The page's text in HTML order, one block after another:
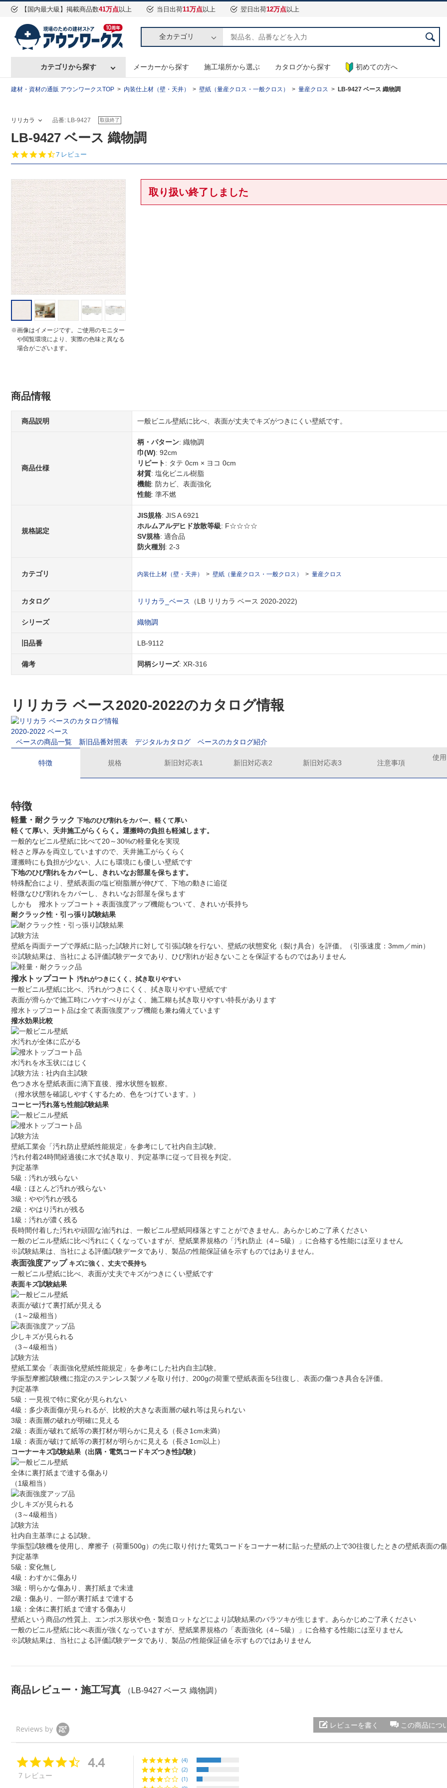
【国内最大級】掲載商品数41万点以上 当日出荷11万点以上 翌日出荷12万点以上
全カテゴリ
カテゴリから探す メーカーから探す 施工場所から選ぶ カタログから探す 初めての方へ
建材・資材の通販 アウンワークスTOP 内装仕上材（壁・天井） 壁紙（量産クロス・一般クロス） 量産クロス LB-9427 ベース 織物調
リリカラ 品番: LB-9427 取扱終了
LB-9427 ベース 織物調
4.
4
t
a
r
r
a
t
i
n
g
7 レビュー
※画像はイメージです。ご使用のモニター
や閲覧環境により、実際の色味と異なる
場合がございます。
取り扱い終了しました
商品情報
商品説明 一般ビニル壁紙に比べ、表面が丈夫でキズがつきにくい壁紙です。
商品仕様
柄・パターン: 織物調
巾(W): 92cm
リピート: タテ 0cm × ヨコ 0cm
材質: 塩化ビニル樹脂
機能: 防カビ、表面強化
性能: 準不燃
規格認定
JIS規格: JIS A 6921
ホルムアルデヒド放散等級: F☆☆☆☆
SV規格: 適合品
防火種別 : 2-3
カテゴリ 内装仕上材（壁・天井） 壁紙（量産クロス・一般クロス） 量産クロス
カタログ リリカラ_ベース （LB リリカラ ベース 2020-2022)
シリーズ 織物調
旧品番 LB-9112
備考 同柄シリーズ: XR-316
リリカラ ベース2020-2022のカタログ情報
2020-2022 ベース
ベースの商品一覧
新旧品番対照表 デジタルカタログ ベースのカタログ紹介
特徴 規格 新旧対応表1 新旧対応表2 新旧対応表3 注意事項
使
特徴
軽量・耐クラック 下地のひび割れをカバー、軽くて厚い
軽くて厚い、天井施工がらくらく。運搬時の負担も軽減します。
一般的なビニル壁紙に比べて20～30%の軽量化を実現
軽さと厚みを両立していますので、天井施工がらくらく
運搬時にも負担が少ない、人にも環境にも優しい壁紙です
下地のひび割れをカバーし、きれいなお部屋を保ちます。
特殊配合により、壁紙表面の塩ビ樹脂層が伸びて、下地の動きに追従
軽微なひび割れをカバーし、きれいなお部屋を保ちます
しかも 撥水トップコート＋表面強度アップ機能もついて、きれいが長持ち
耐クラック性・引っ張り試験結果
試験方法
壁紙を両面テープで厚紙に貼った試験片に対して引張試験を行ない、壁紙の状態変化（裂け具合）を評価。（引張速度：3mm／min）
※試験結果は、当社による評価試験データであり、ひび割れが起きないことを保証するものではありません
撥水トップコート 汚れがつきにくく、拭き取りやすい
一般ビニル壁紙に比べ、汚れがつきにくく、拭き取りやすい壁紙です
表面が滑らかで施工時にハケすべりがよく、施工糊も拭き取りやすい特長があります
撥水トップコート品は全て表面強度アップ機能も兼ね備えています
撥水効果比較
水汚れが全体に広がる
水汚れを水玉状にはじく
試験方法：社内自主試験
色つき水を壁紙表面に滴下直後、撥水状態を観察。
（撥水状態を確認しやすくするため、色をつけています。）
コーヒー汚れ落ち性能試験結果
試験方法
壁紙工業会「汚れ防止壁紙性能規定」を参考にして社内自主試験。
汚れ付着24時間経過後に水で拭き取り、判定基準に従って目視を判定。
判定基準
5級：汚れが残らない
4級：ほとんど汚れが残らない
3級：やや汚れが残る
2級：やはり汚れが残る
1級：汚れが濃く残る
長時間付着した汚れや頑固な油汚れは、一般ビニル壁紙同様落とすことができません。あらかじめご了承ください
一般のビニル壁紙に比べ汚れにくくなっていますが、壁紙業界規格の「汚れ防止（4～5級）」に合格する性能には至りません
※試験結果は、当社による評価試験データであり、製品の性能保証値を示すものではありません。
表面強度アップ キズに強く、丈夫で長持ち
一般ビニル壁紙に比べ、表面が丈夫でキズがつきにくい壁紙です
表面キズ試験結果
表面が破けて裏打紙が見える
（1～2級相当）
少しキズが見られる
（3～4級相当）
試験方法
壁紙工業会「表面強化壁紙性能規定」を参考にした社内自主試験。
学振型摩擦試験機に指定のステンレス製ツメを取り付け、200gの荷重で壁紙表面を5往復し、表面の傷つき具合を評価。
判定基準
5級：一見視で特に変化が見られない
4級：多少表面傷が見られるが、比較的大きな表面層の破れ等は見られない
3級：表面層の破れが明確に見える
2級：表面が破れて紙等の裏打材が明らかに見える（長さ1cm未満）
1級：表面が破けて紙等の裏打材が明らかに見える（長さ1cm以上）
コーナーキズ試験結果（出隅・電気コードキズつき性試験）
全体に裏打紙まで達する傷あり
（1級相当）
少しキズが見られる
（3～4級相当）
試験方法
社内自主基準による試験。
学振型試験機を使用し、摩擦子（荷重500g）の先に取り付けた電気コードをコーナー材に貼った壁紙の上で30往復したときの壁紙表面の傷
判定基準
5級：変化無し
4級：わすかに傷あり
3級：明らかな傷あり、裏打紙まで未達
2級：傷あり、一部が裏打紙まで達する
1級：全体に裏打紙まで達する傷あり
壁紙という商品の性質上、エンボス形状や色・製造ロットなどにより試験結果のバラツキが生じます。あらかじめご了承ください
一般のビニル壁紙に比べ表面が強くなっていますが、壁紙業界規格の「表面強化（4～5級）」に合格する性能には至りません
※試験結果は、当社による評価試験データであり、製品の性能保証値を示すものではありません
商品レビュー・施工写真 （LB-9427 ベース 織物調）
Reviews by この商品につ
レビューを書く
4.4
7 レビュー
(4)
(2)
(1)